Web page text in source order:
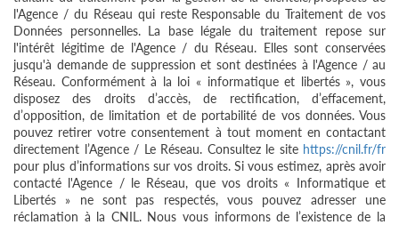
l'Agence / du Réseau qui reste Responsable du Traitement de vos
Données personnelles. La base légale du traitement repose sur
l'intérêt légitime de l'Agence / du Réseau. Elles sont conservées
jusqu'à demande de suppression et sont destinées à l'Agence / au
Réseau. Conformément à la loi « informatique et libertés », vous
disposez des droits d’accès, de rectification, d’effacement,
d’opposition, de limitation et de portabilité de vos données. Vous
pouvez retirer votre consentement à tout moment en contactant
directement l’Agence / Le Réseau. Consultez le site https://cnil.fr/fr
pour plus d’informations sur vos droits. Si vous estimez, après avoir
contacté l'Agence / le Réseau, que vos droits « Informatique et
Libertés » ne sont pas respectés, vous pouvez adresser une
réclamation à la CNIL. Nous vous informons de l’existence de la